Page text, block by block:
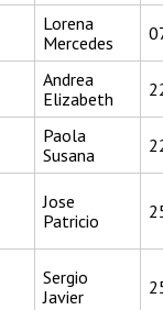
Lorena
Mercedes
Andrea
Elizabeth
Paola
Susana
Jose
Patricio
Sergio
Javier